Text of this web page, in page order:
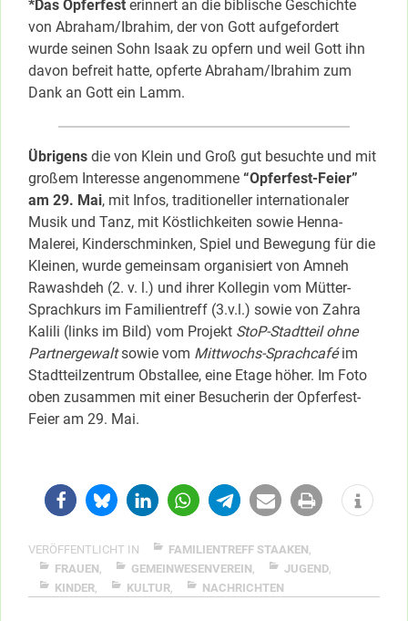
*Das Opferfest erinnert an die biblische Geschichte
von Abraham/Ibrahim, der von Gott aufgefordert
wurde seinen Sohn Isaak zu opfern und weil Gott ihn
davon befreit hatte, opferte Abraham/Ibrahim zum
Dank an Gott ein Lamm.
Übrigens die von Klein und Groß gut besuchte und mit
großem Interesse angenommene “Opferfest-Feier”
am 29. Mai, mit Infos, traditioneller internationaler
Musik und Tanz, mit Köstlichkeiten sowie Henna-
Malerei, Kinderschminken, Spiel und Bewegung für die
Kleinen, wurde gemeinsam organisiert von Amneh
Rawashdeh (2. v. l.) und ihrer Kollegin vom Mütter-
Sprachkurs im Familientreff (3.v.l.) sowie von Zahra
Kalili (links im Bild) vom Projekt StoP-Stadtteil ohne
Partnergewaltsowie vom Mittwochs-Sprachcaféim
Stadtteilzentrum Obstallee, eine Etage höher. Im Foto
oben zusammen mit einer Besucherin der Opferfest-
Feier am 29. Mai.
VERÖFFENTLICHT IN FAMILIENTREFF STAAKEN
FRAUEN
GEMEINWESENVEREIN JUGEND
KINDER
KULTUR NACHRICHTEN